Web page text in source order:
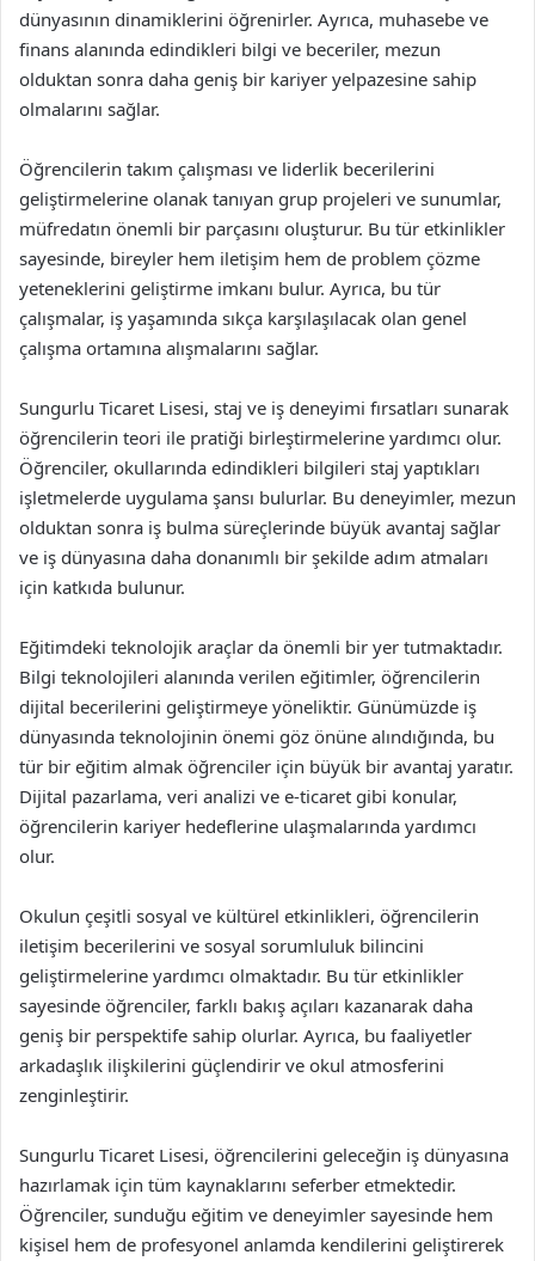
dünyasının dinamiklerini öğrenirler. Ayrıca, muhasebe ve
finans alanında edindikleri bilgi ve beceriler, mezun
olduktan sonra daha geniş bir kariyer yelpazesine sahip
olmalarını sağlar.
Öğrencilerin takım çalışması ve liderlik becerilerini
geliştirmelerine olanak tanıyan grup projeleri ve sunumlar,
müfredatın önemli bir parçasını oluşturur. Bu tür etkinlikler
sayesinde, bireyler hem iletişim hem de problem çözme
yeteneklerini geliştirme imkanı bulur. Ayrıca, bu tür
çalışmalar, iş yaşamında sıkça karşılaşılacak olan genel
çalışma ortamına alışmalarını sağlar.
Sungurlu Ticaret Lisesi, staj ve iş deneyimi fırsatları sunarak
öğrencilerin teori ile pratiği birleştirmelerine yardımcı olur.
Öğrenciler, okullarında edindikleri bilgileri staj yaptıkları
işletmelerde uygulama şansı bulurlar. Bu deneyimler, mezun
olduktan sonra iş bulma süreçlerinde büyük avantaj sağlar
ve iş dünyasına daha donanımlı bir şekilde adım atmaları
için katkıda bulunur.
Eğitimdeki teknolojik araçlar da önemli bir yer tutmaktadır.
Bilgi teknolojileri alanında verilen eğitimler, öğrencilerin
dijital becerilerini geliştirmeye yöneliktir. Günümüzde iş
dünyasında teknolojinin önemi göz önüne alındığında, bu
tür bir eğitim almak öğrenciler için büyük bir avantaj yaratır.
Dijital pazarlama, veri analizi ve e-ticaret gibi konular,
öğrencilerin kariyer hedeflerine ulaşmalarında yardımcı
olur.
Okulun çeşitli sosyal ve kültürel etkinlikleri, öğrencilerin
iletişim becerilerini ve sosyal sorumluluk bilincini
geliştirmelerine yardımcı olmaktadır. Bu tür etkinlikler
sayesinde öğrenciler, farklı bakış açıları kazanarak daha
geniş bir perspektife sahip olurlar. Ayrıca, bu faaliyetler
arkadaşlık ilişkilerini güçlendirir ve okul atmosferini
zenginleştirir.
Sungurlu Ticaret Lisesi, öğrencilerini geleceğin iş dünyasına
hazırlamak için tüm kaynaklarını seferber etmektedir.
Öğrenciler, sunduğu eğitim ve deneyimler sayesinde hem
kişisel hem de profesyonel anlamda kendilerini geliştirerek